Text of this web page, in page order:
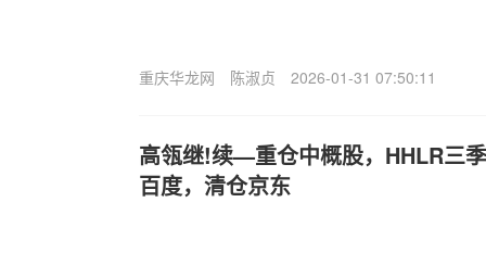
重庆华龙网 陈淑贞 2026-01-31 07:50:11
高瓴继!续—重仓中概股，HHLR三
百度，清仓京东